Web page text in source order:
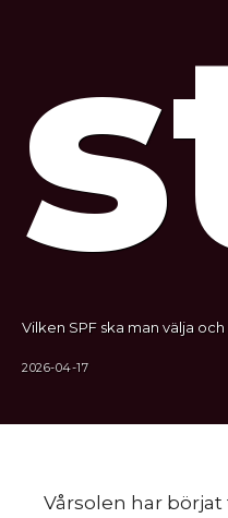
Vilken SPF ska man välja
2026-04-17
Vårsolen har